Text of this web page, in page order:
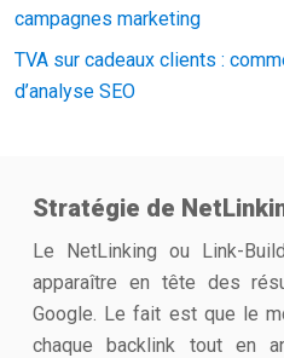
campagnes marketing
TVA sur cadeaux clients :
d’analyse SEO
Stratégie de
Le NetLinking ou Link-
apparaître en tête des
Google. Le fait est que le
chaque backlink tout en